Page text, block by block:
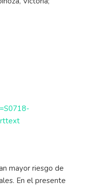
mayor riesgo de
En el presente